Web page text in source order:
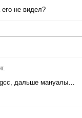
не видел?
дальше мануалы…